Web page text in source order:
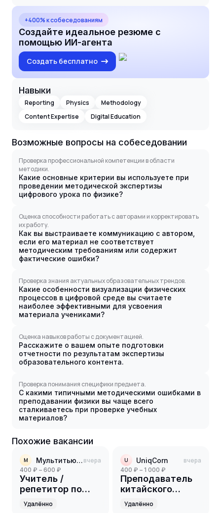
+400% к собеседованиям
Создайте идеальное резюме с
помощью ИИ-агента
Создать бесплатно
Навыки
Reporting Physics
Methodology
Content Expertise
Digital Education
Возможные вопросы на собеседовании
Проверка профессиональной компетенции в области
методики.
Какие основные критерии вы используете при
проведении методической экспертизы
цифрового урока по физике?
Оценка способности работать с авторами и корректировать
их работу.
Как вы выстраиваете коммуникацию с автором,
если его материал не соответствует
методическим требованиям или содержит
фактические ошибки?
Проверка знания актуальных образовательных трендов.
Какие особенности визуализации физических
процессов в цифровой среде вы считаете
наиболее эффективными для усвоения
материала учениками?
Оценка навыков работы с документацией.
Расскажите о вашем опыте подготовки
отчетности по результатам экспертизы
образовательного контента.
Проверка понимания специфики предмета.
С какими типичными методическими ошибками в
преподавании физики вы чаще всего
сталкиваетесь при проверке учебных
материалов?
Похожие вакансии
М Мультитьюторвчера
400 ₽ – 600 ₽
Учитель /
репетитор по
математике для
школьников
Удалённо
U UniqCorn вчера
400 ₽ – 1 000 ₽
Преподаватель
китайского
языка для детей
Удалённо